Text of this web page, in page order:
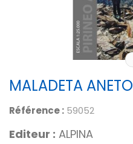
MALADETA ANETO
Référence : 59052
Editeur : ALPINA